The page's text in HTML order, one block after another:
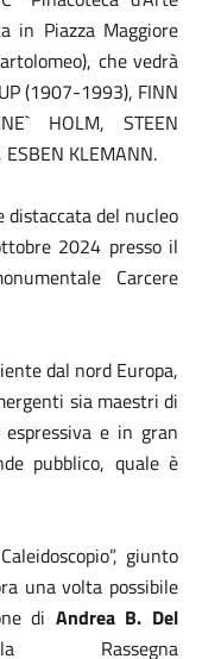
in Piazza Maggiore
che vedrà
(1907-1993), FINN
HOLM, STEEN
ESBEN KLEMANN.
distaccata del nucleo
2024 presso il
Carcere
dal nord Europa,
sia maestri di
e in gran
pubblico, quale è
giunto
una volta possibile
di Andrea B. Del